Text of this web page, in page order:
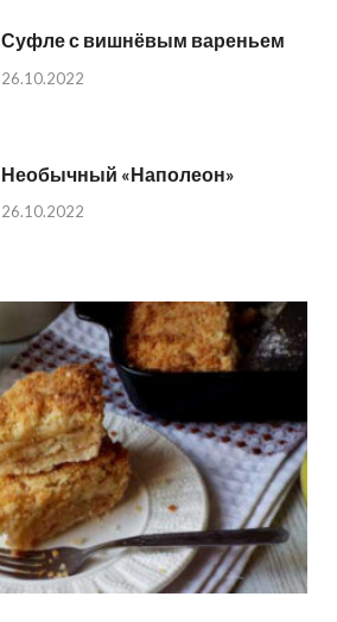
Суфле с вишнёвым вареньем
26.10.2022
Необычный «Наполеон»
26.10.2022